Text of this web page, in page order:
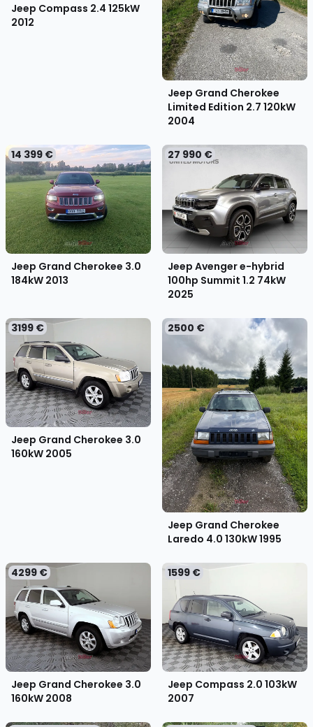
Jeep Compass 2.4 125kW
2012
Jeep Grand Cherokee
Limited Edition 2.7 120kW
2004
14 399 €
Jeep Grand Cherokee 3.0
184kW 2013
27 990 €
Jeep Avenger e-hybrid
100hp Summit 1.2 74kW
2025
3199 €
Jeep Grand Cherokee 3.0
160kW 2005
2500 €
Jeep Grand Cherokee
Laredo 4.0 130kW1995
4299 €
Jeep Grand Cherokee 3.0
160kW 2008
1599 €
Jeep Compass 2.0 103kW
2007